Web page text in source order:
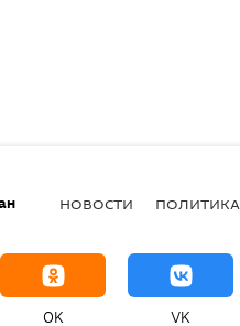
НОВОСТИ ПОЛИТИКА
OK VK